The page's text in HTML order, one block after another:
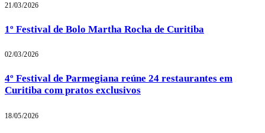
21/03/2026
1º Festival de Bolo Martha Rocha de Curitiba
02/03/2026
4º Festival de Parmegiana reúne 24 restaurantes em
Curitiba com pratos exclusivos
18/05/2026